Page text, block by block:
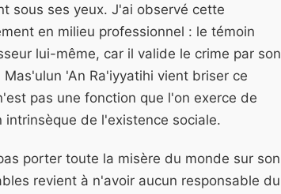
sous ses yeux. J'ai observé cette
en milieu professionnel : le témoin
lui-même, car il valide le crime par son
'An Ra'iyyatihi vient briser ce
pas une fonction que l'on exerce de
de l'existence sociale.
porter toute la misère du monde sur son
revient à n'avoir aucun responsable du